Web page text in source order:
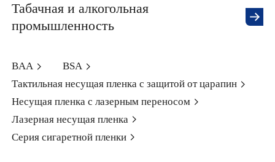
Табачная и алкогольная
промышленность
BAA
BSA
Тактильная несущая пленка с защитой от царапин
Несущая пленка с лазерным переносом
Лазерная несущая пленка
Серия сигаретной пленки